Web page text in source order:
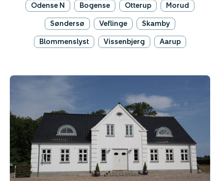
Odense N Bogense Otterup Morud
Søndersø Veflinge Skamby
Blommenslyst Vissenbjerg Aarup
jord:
Møllegyden
19,
Ejlskov,
5471
Søndersø